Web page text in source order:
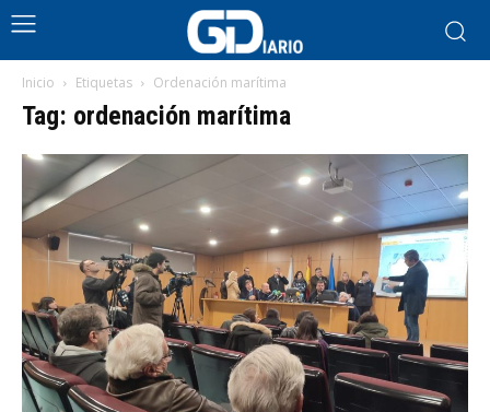
Inicio Etiquetas Ordenación marítima
Tag: ordenación marítima